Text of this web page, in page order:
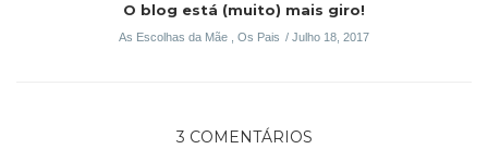
O blog está (muito) mais giro!
As Escolhas da Mãe Os Pais Julho 18, 2017
3 COMENTÁRIOS